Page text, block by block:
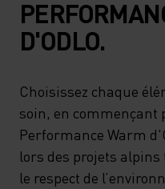
D'ODLO.
Choisissez chaque
soin, en commençant
Performance Warm
lors des projets
le respect de